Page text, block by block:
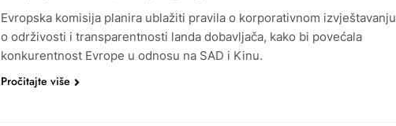
Evropska komisija planira ublažiti pravila o korporativnom izvještavanju
o održivosti i transparentnosti landa dobavljača, kako bi povećala
konkurentnost Evrope u odnosu na SAD i Kinu.
Pročitajte više